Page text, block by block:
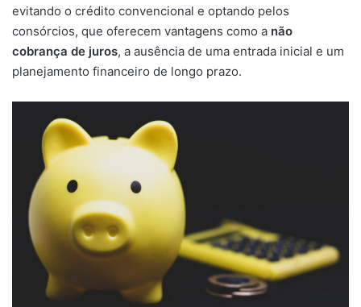
evitando o crédito convencional e optando pelos
consórcios, que oferecem vantagens como a não
cobrança de juros, a ausência de uma entrada inicial e um
planejamento financeiro de longo prazo.